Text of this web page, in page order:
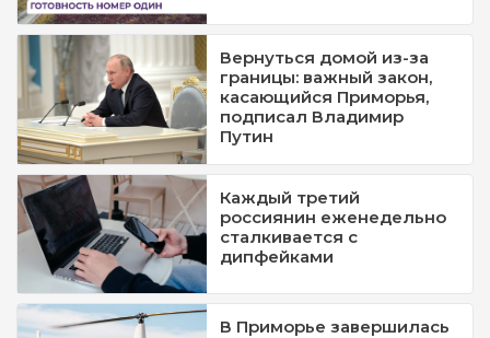
Вернуться домой из-за
границы: важный закон,
касающийся Приморья,
подписал Владимир
Путин
Каждый третий
россиянин еженедельно
сталкивается с
дипфейками
В Приморье завершилась